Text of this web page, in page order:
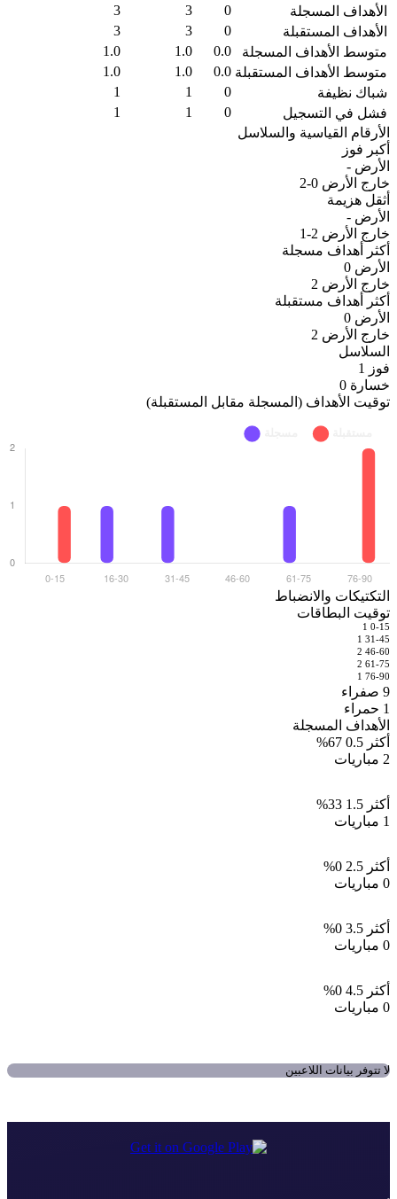
الأهداف المسجلة
0
3
3
الأهداف المستقبلة
0
3
3
متوسط الأهداف المسجلة
0.0
1.0
1.0
متوسط الأهداف المستقبلة 0.0
1.0
1.0
شباك نظيفة
0
1
1
فشل في التسجيل
0
1
1
الأرقام القياسية والسلاسل
أكبر فوز
الأرض -
خارج الأرض 0-2
أثقل هزيمة
الأرض -
خارج الأرض 2-1
أكثر أهداف مسجلة
الأرض 0
خارج الأرض 2
أكثر أهداف مستقبلة
الأرض 0
خارج الأرض 2
السلاسل
فوز
1
خسارة 0
توقيت الأهداف (المسجلة مقابل المستقبلة)
التكتيكات والانضباط
توقيت البطاقات
0-15
1
31-45
1
46-60
2
61-75
2
76-90
1
9 صفراء
1 حمراء
الأهداف المسجلة
أكثر 0.5
67%
2 مباريات
أكثر 1.5
33%
1 مباريات
أكثر 2.5
0%
0 مباريات
أكثر 3.5
0%
0 مباريات
أكثر 4.5
0%
0 مباريات
لا تتوفر بيانات اللاعبين